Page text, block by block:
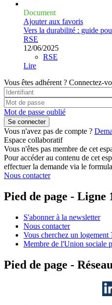
Document
Ajouter aux favoris
Vers la durabilité : guide
RSE
12/06/2025
RSE
Lire
Vous êtes adhérent ? Connectez-
Mot de passe oublié
Vous n'avez pas de compte ?
Espace collaboratif
Vous n'êtes pas membre de cet
Pour accéder au contenu de cet
effectuer la demande via le
Nous contacter
Pied de page - Ligne
S'abonner à la newsletter
Nous contacter
Vous cherchez un logement
Membre de l'Union sociale
Pied de page -